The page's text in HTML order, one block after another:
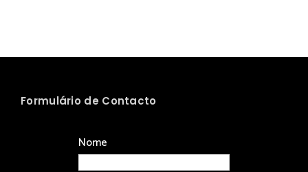
Formulário de Contacto
Nome